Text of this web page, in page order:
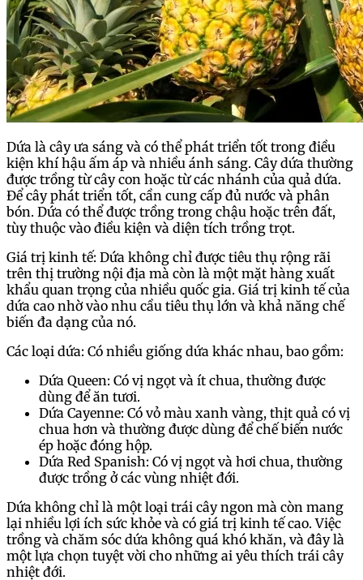
Dứa là cây ưa sáng và có thể phát triển tốt trong điều
kiện khí hậu ấm áp và nhiều ánh sáng. Cây dứa thường
được trồng từ cây con hoặc từ các nhánh của quả dứa.
Để cây phát triển tốt, cần cung cấp đủ nước và phân
bón. Dứa có thể được trồng trong chậu hoặc trên đất,
tùy thuộc vào điều kiện và diện tích trồng trọt.
Giá trị kinh tế: Dứa không chỉ được tiêu thụ rộng rãi
trên thị trường nội địa mà còn là một mặt hàng xuất
khẩu quan trọng của nhiều quốc gia. Giá trị kinh tế của
dứa cao nhờ vào nhu cầu tiêu thụ lớn và khả năng chế
biến đa dạng của nó.
Các loại dứa: Có nhiều giống dứa khác nhau, bao gồm:
Dứa Queen: Có vị ngọt và ít chua, thường được
dùng để ăn tươi.
Dứa Cayenne: Có vỏ màu xanh vàng, thịt quả có vị
chua hơn và thường được dùng để chế biến nước
ép hoặc đóng hộp.
Dứa Red Spanish: Có vị ngọt và hơi chua, thường
được trồng ở các vùng nhiệt đới.
Dứa không chỉ là một loại trái cây ngon mà còn mang
lại nhiều lợi ích sức khỏe và có giá trị kinh tế cao. Việc
trồng và chăm sóc dứa không quá khó khăn, và đây là
một lựa chọn tuyệt vời cho những ai yêu thích trái cây
nhiệt đới.